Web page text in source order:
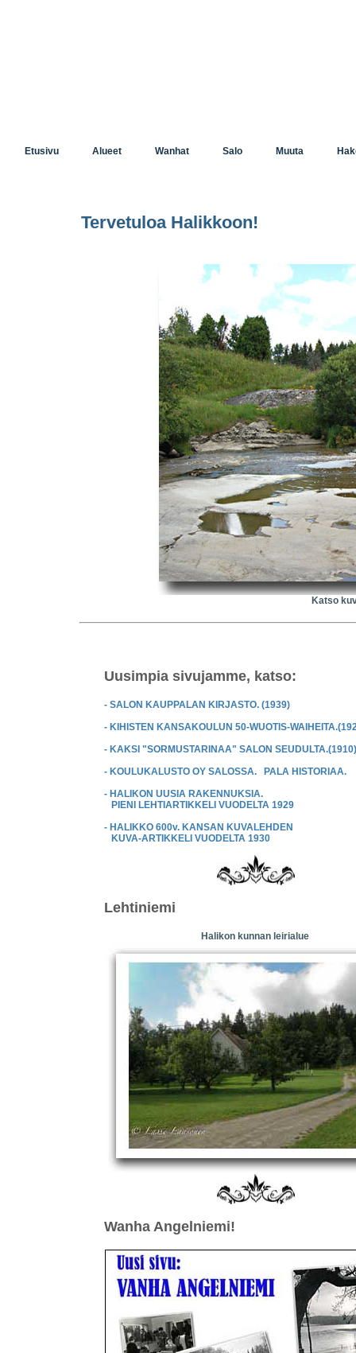
Etusivu Alueet Wanhat Salo Muuta
Tervetuloa Halikkoon!
Katso
Uusimpia sivujamme, katso:
- SALON KAUPPALAN KIRJASTO. (1939)
- KIHISTEN KANSAKOULUN 50-WUOTIS-
- KAKSI "SORMUSTARINAA" SALON
- KOULUKALUSTO OY SALOSSA. PALA HISTORIAA.
- HALIKON UUSIA RAKENNUKSIA.
PIENI LEHTIARTIKKELI VUODELTA 1929
- HALIKKO 600v. KANSAN KUVALEHDEN
KUVA-ARTIKKELI VUODELTA 1930
Lehtiniemi
Halikon kunnan leirialue
Wanha Angelniemi!